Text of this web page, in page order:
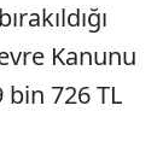
Kanunu
bin 726 TL